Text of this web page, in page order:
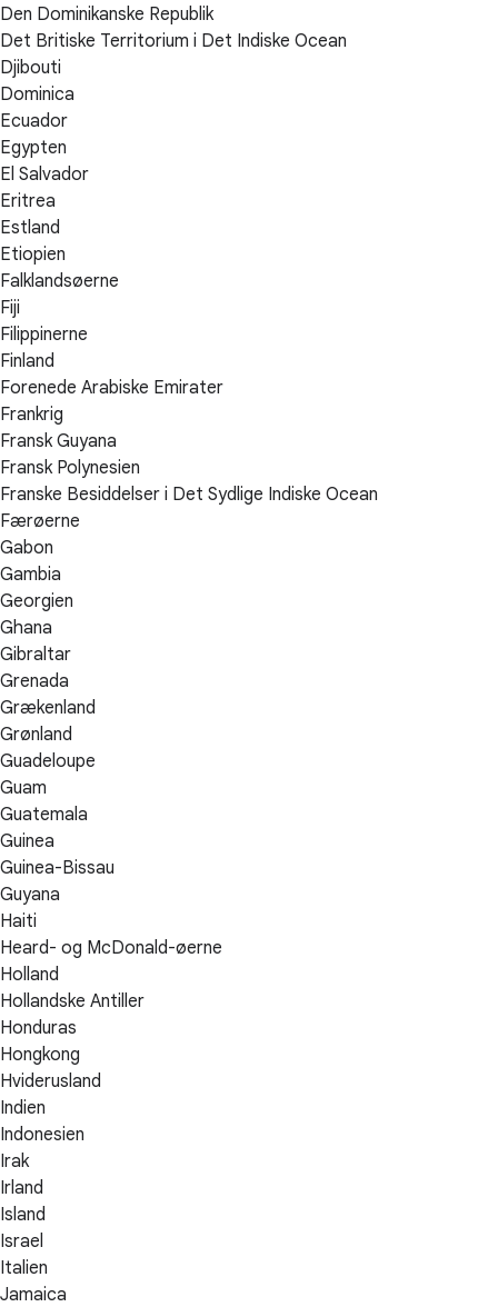
Den Dominikanske Republik
Det Britiske Territorium i Det Indiske Ocean
Djibouti
Dominica
Ecuador
Egypten
El Salvador
Eritrea
Estland
Etiopien
Falklandsøerne
Fiji
Filippinerne
Finland
Forenede Arabiske Emirater
Frankrig
Fransk Guyana
Fransk Polynesien
Franske Besiddelser i Det Sydlige Indiske Ocean
Færøerne
Gabon
Gambia
Georgien
Ghana
Gibraltar
Grenada
Grækenland
Grønland
Guadeloupe
Guam
Guatemala
Guinea
Guinea-Bissau
Guyana
Haiti
Heard- og McDonald-øerne
Holland
Hollandske Antiller
Honduras
Hongkong
Hviderusland
Indien
Indonesien
Irak
Irland
Island
Israel
Italien
Jamaica